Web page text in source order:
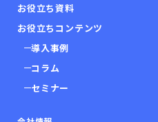
お役立ち資料
お役立ちコンテンツ
導入事例
コラム
セミナー